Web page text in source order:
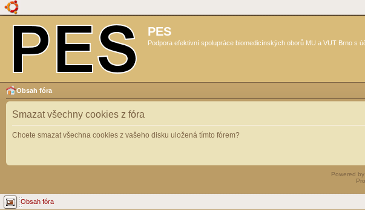
PES
Podpora efektivní spolupráce biomedicínských oborů MU a VUT Brno s
Obsah fóra
Smazat všechny cookies z fóra
Chcete smazat všechna cookies z vašeho disku uložená tímto fórem?
Powered by
Obsah fóra